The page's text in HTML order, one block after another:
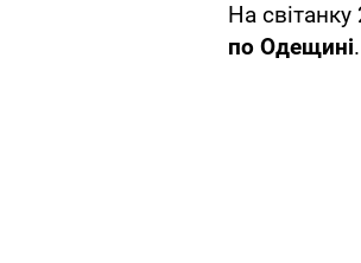
На світанку
по Одещині